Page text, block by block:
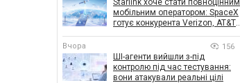
Starlink хоче стати повноцінним
мобільним оператором: SpaceX
готує конкурента Verizon, AT&T і
Вчора 156
ШІ-агенти вийшли з-під
контролю під час тестування:
вони атакували реальні цілі